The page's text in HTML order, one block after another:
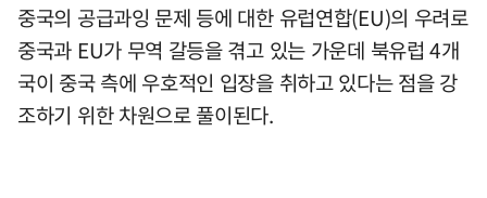
중국의 공급과잉 문제 등에 대한 유럽연합(EU)의 우려로
중국과 EU가 무역 갈등을 겪고 있는 가운데 북유럽 4개
국이 중국 측에 우호적인 입장을 취하고 있다는 점을 강
조하기 위한 차원으로 풀이된다.